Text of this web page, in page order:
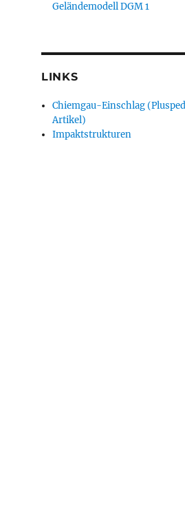
Geländemodell DGM 1
LINKS
Chiemgau-Einschlag
Artikel)
Impaktstrukturen